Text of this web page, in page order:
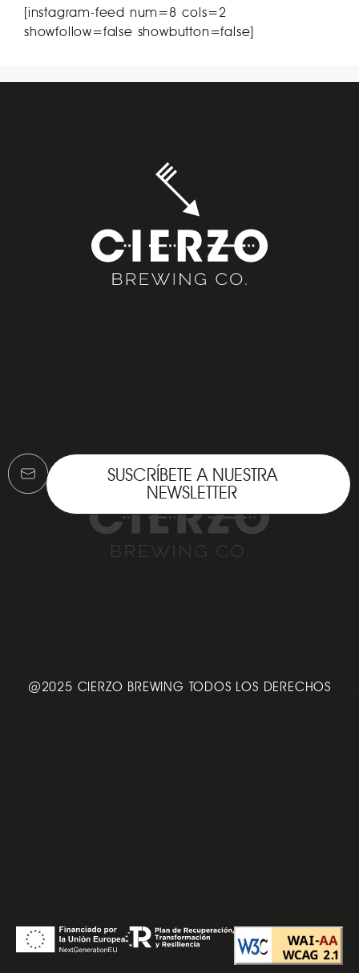
[instagram-feed num=8 cols=2
showfollow=false showbutton=false]
SUSCRÍBETE A NUESTRA
NEWSLETTER
@2025 CIERZO BREWING TODOS LOS DERECHOS